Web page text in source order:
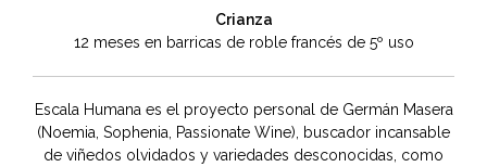
Crianza
12 meses en barricas de roble francés de 5º uso
Escala Humana es el proyecto personal de Germán Masera
(Noemia, Sophenia, Passionate Wine), buscador incansable
de viñedos olvidados y variedades desconocidas, como